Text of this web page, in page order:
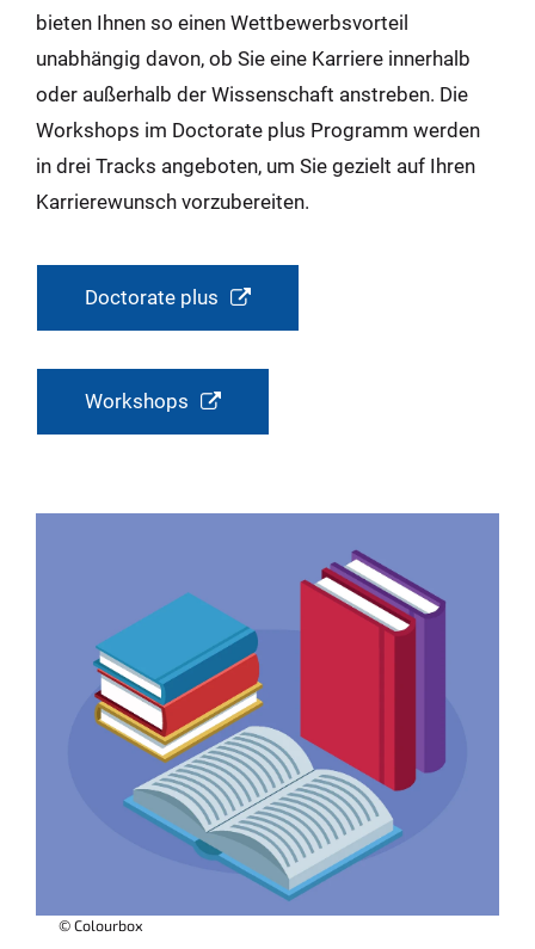
bieten Ihnen so einen Wettbewerbsvorteil
unabhängig davon, ob Sie eine Karriere innerhalb
oder außerhalb der Wissenschaft anstreben. Die
Workshops im Doctorate plus Programm werden
in drei Tracks angeboten, um Sie gezielt auf Ihren
Karrierewunsch vorzubereiten.
Doctorate plus
Workshops
© Colourbox